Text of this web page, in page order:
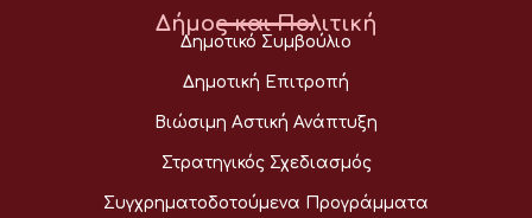
Δήμος και Πολιτική
Δημοτικό Συμβούλιο
Δημοτική Επιτροπή
Βιώσιμη Αστική Ανάπτυξη
Στρατηγικός Σχεδιασμός
Συγχρηματοδοτούμενα Προγράμματα